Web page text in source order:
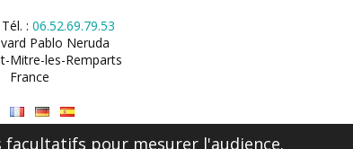
: 06.52.69.79.53
Pablo Neruda
Mitre-les-Remparts
France
pour mesurer l'audience.